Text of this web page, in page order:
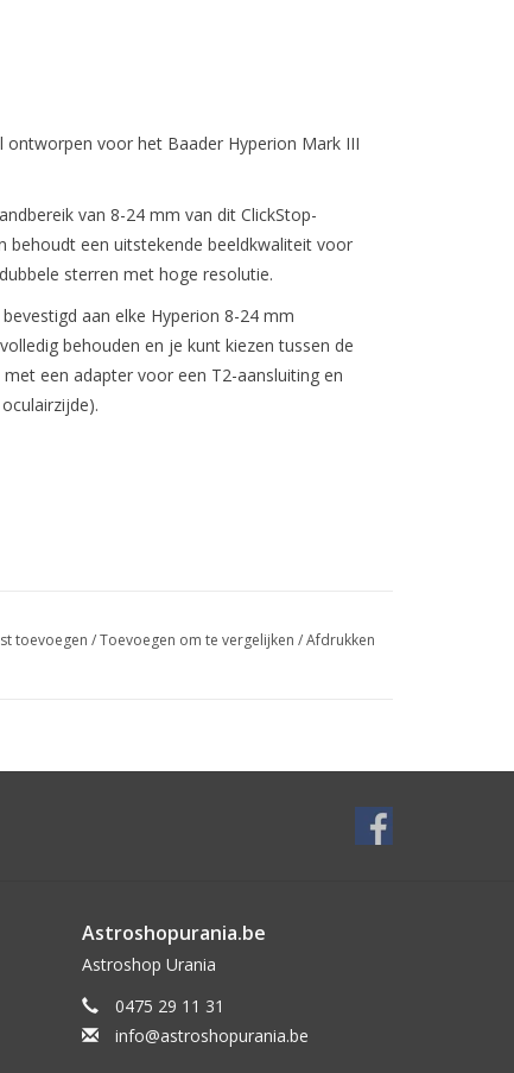
voor het Baader Hyperion Mark III
van 8-24 mm van dit ClickStop-
behoudt een uitstekende beeldkwaliteit voor
sterren met hoge resolutie.
aan elke Hyperion 8-24 mm
behouden en je kunt kiezen tussen de
een adapter voor een T2-aansluiting en
toevoegen /Toevoegen om te vergelijken /Afdrukken
Astroshopurania.be
Astroshop Urania
0475 29 11 31
info@astroshopurania.be